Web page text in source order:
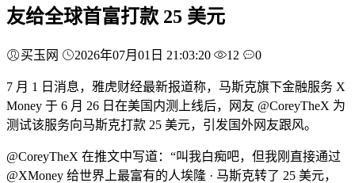
友给全球首富打款 25 美元
买玉网 2026年07月01日 21:03:20 12 0
7 月 1 日消息，雅虎财经最新报道称，马斯克旗下金融服务 X
Money 于 6 月 26 日在美国内测上线后，网友 @CoreyTheX 为
测试该服务向马斯克打款 25 美元，引发国外网友跟风。
@CoreyTheX 在推文中写道：“叫我白痴吧，但我刚直接通过
@XMoney 给世界上最富有的人埃隆 · 马斯克转了 25 美元，